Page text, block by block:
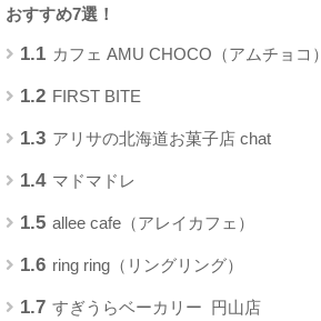
おすすめ7選！
1.1 カフェ AMU CHOCO（アムチョコ）
1.2 FIRST BITE
1.3 アリサの北海道お菓子店 chat
1.4 マドマドレ
1.5 allee cafe（アレイカフェ）
1.6 ring ring（リングリング）
1.7 すぎうらベーカリー 円山店